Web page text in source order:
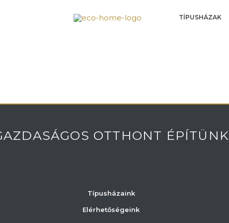
TÍPUSHÁZAK
OTTHONT ÉPÍTÜNK
Típusházaink
Elérhetőségeink